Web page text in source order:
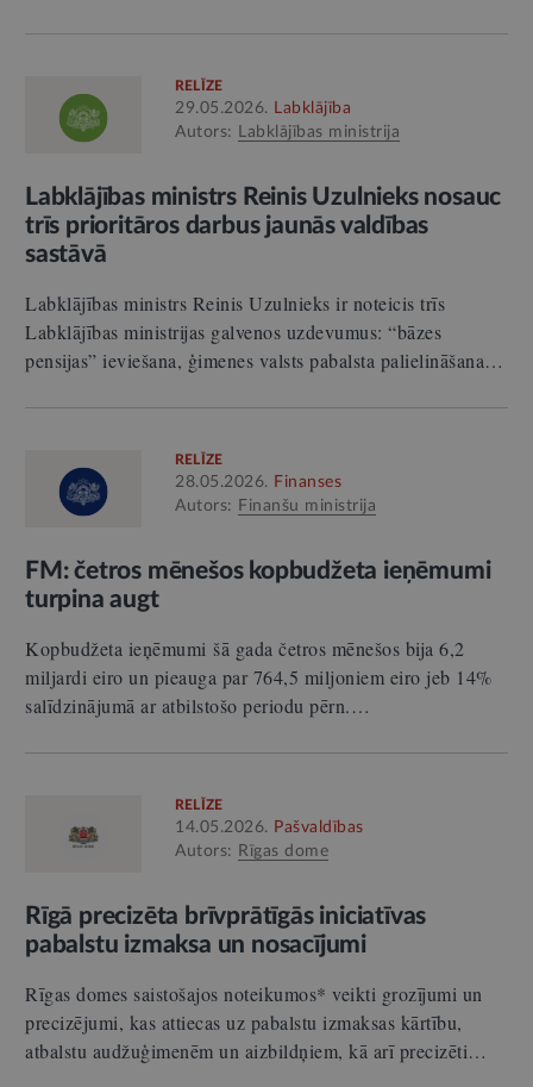
RELĪZE
29.05.2026.
Labklājība
Autors:
Labklājības ministrija
Labklājības ministrs Reinis Uzulnieks nosauc
trīs prioritāros darbus jaunās valdības
sastāvā
Labklājības ministrs Reinis Uzulnieks ir noteicis trīs
Labklājības ministrijas galvenos uzdevumus: “bāzes
pensijas” ieviešana, ģimenes valsts pabalsta palielināšana…
RELĪZE
28.05.2026. Finanses
Autors:
Finanšu ministrija
FM: četros mēnešos kopbudžeta ieņēmumi
turpina augt
Kopbudžeta ieņēmumi šā gada četros mēnešos bija 6,2
miljardi eiro un pieauga par 764,5 miljoniem eiro jeb 14%
salīdzinājumā ar atbilstošo periodu pērn.…
RELĪZE
14.05.2026. Pašvaldības
Autors:
Rīgas dome
Rīgā precizēta brīvprātīgās iniciatīvas
pabalstu izmaksa un nosacījumi
Rīgas domes saistošajos noteikumos* veikti grozījumi un
precizējumi, kas attiecas uz pabalstu izmaksas kārtību,
atbalstu audžuģimenēm un aizbildņiem, kā arī precizēti…